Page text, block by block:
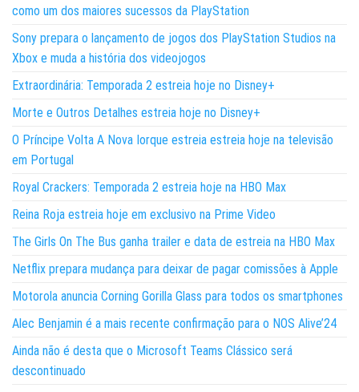
como um dos maiores sucessos da PlayStation
Sony prepara o lançamento de jogos dos PlayStation Studios na
Xbox e muda a história dos videojogos
Extraordinária: Temporada 2 estreia hoje no Disney+
Morte e Outros Detalhes estreia hoje no Disney+
O Príncipe Volta A Nova Iorque estreia estreia hoje na televisão
em Portugal
Royal Crackers: Temporada 2 estreia hoje na HBO Max
Reina Roja estreia hoje em exclusivo na Prime Video
The Girls On The Bus ganha trailer e data de estreia na HBO Max
Netflix prepara mudança para deixar de pagar comissões à Apple
Motorola anuncia Corning Gorilla Glass para todos os smartphones
Alec Benjamin é a mais recente confirmação para o NOS Alive’24
Ainda não é desta que o Microsoft Teams Clássico será
descontinuado